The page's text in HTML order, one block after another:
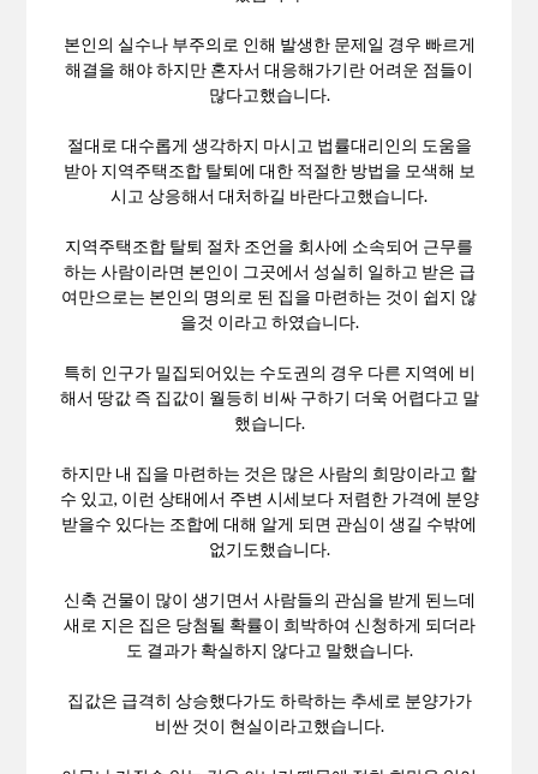
본인의 실수나 부주의로 인해 발생한 문제일 경우 빠르게
해결을 해야 하지만 혼자서 대응해가기란 어려운 점들이
많다고했습니다.
절대로 대수롭게 생각하지 마시고 법률대리인의 도움을
받아 지역주택조합 탈퇴에 대한 적절한 방법을 모색해 보
시고 상응해서 대처하길 바란다고했습니다.
지역주택조합 탈퇴 절차 조언을 회사에 소속되어 근무를
하는 사람이라면 본인이 그곳에서 성실히 일하고 받은 급
여만으로는 본인의 명의로 된 집을 마련하는 것이 쉽지 않
을것 이라고 하였습니다.
특히 인구가 밀집되어있는 수도권의 경우 다른 지역에 비
해서 땅값 즉 집값이 월등히 비싸 구하기 더욱 어렵다고 말
했습니다.
하지만 내 집을 마련하는 것은 많은 사람의 희망이라고 할
수 있고, 이런 상태에서 주변 시세보다 저렴한 가격에 분양
받을수 있다는 조합에 대해 알게 되면 관심이 생길 수밖에
없기도했습니다.
신축 건물이 많이 생기면서 사람들의 관심을 받게 된느데
새로 지은 집은 당첨될 확률이 희박하여 신청하게 되더라
도 결과가 확실하지 않다고 말했습니다.
집값은 급격히 상승했다가도 하락하는 추세로 분양가가
비싼 것이 현실이라고했습니다.